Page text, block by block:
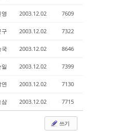
영 2003.12.02 7609
구 2003.12.02 7322
국 2003.12.02 8646
일 2003.12.02 7399
연 2003.12.02 7130
삼 2003.12.02 7715
쓰기